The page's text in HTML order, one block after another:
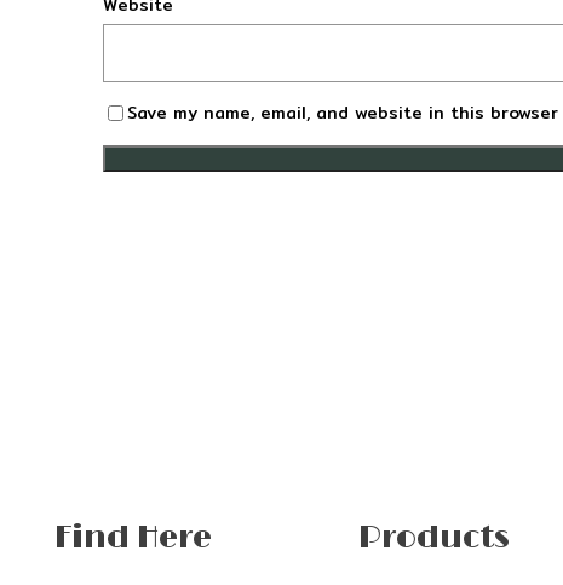
Save my name, email, and website in this
Find Here Products